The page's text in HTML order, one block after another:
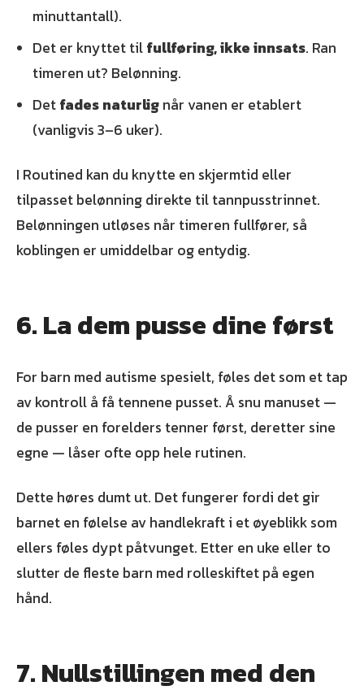
minuttantall).
Det er knyttet tilfullføring, ikke innsats. Ran
timeren ut? Belønning.
Detfades naturlignår vanen er etablert
(vanligvis 3–6 uker).
I Routined kan du knytte en skjermtid eller
tilpasset belønning direkte til tannpusstrinnet.
Belønningen utløses når timeren fullfører, så
koblingen er umiddelbar og entydig.
6. La dem pusse dine først
For barn med autisme spesielt, føles det som et tap
av kontroll å få tennene pusset. Å snu manuset —
de pusser en forelders tenner først, deretter sine
egne — låser ofte opp hele rutinen.
Dette høres dumt ut. Det fungerer fordi det gir
barnet en følelse av handlekraft i et øyeblikk som
ellers føles dypt påtvunget. Etter en uke eller to
slutter de fleste barn med rolleskiftet på egen
hånd.
7. Nullstillingen med den